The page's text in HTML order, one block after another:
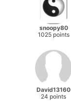
snoopy80
1025 points
David13160
24 points